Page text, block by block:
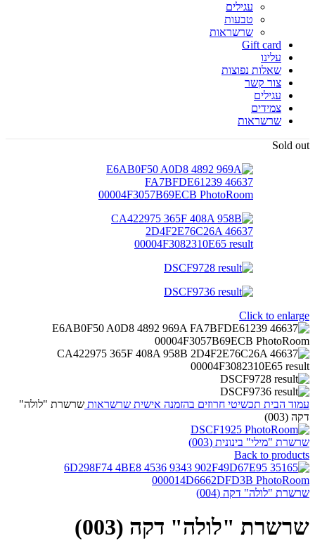
עגילים
טבעות
שרשראות
Gift card
עלינו
שאלות נפוצות
צור קשר
עגילים
צמידים
שרשראות
Sold out
Click to enlarge
עמוד הבית תכשיטי חרוזים בהזמנה אישית שרשראות שרשרת "לולה"
דקה (003)
שרשרת "מילי" בינונית (003)
Back to products
שרשרת "לולה" דקה (004)
שרשרת "לולה" דקה (003)